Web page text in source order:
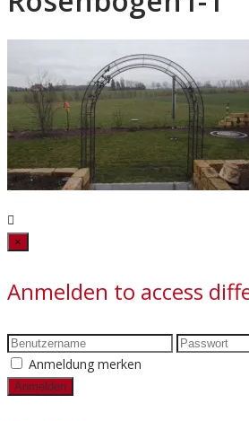
×
Anmelden to access
Anmeldung merken